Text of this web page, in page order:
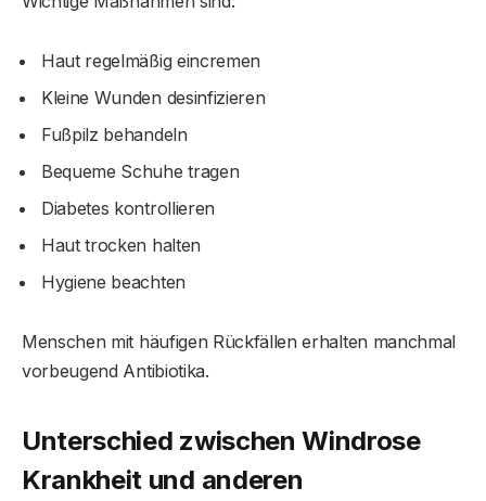
Haut regelmäßig eincremen
Kleine Wunden desinfizieren
Fußpilz behandeln
Bequeme Schuhe tragen
Diabetes kontrollieren
Haut trocken halten
Hygiene beachten
Menschen mit häufigen Rückfällen erhalten manchmal
vorbeugend Antibiotika.
Unterschied zwischen Windrose
Krankheit und anderen